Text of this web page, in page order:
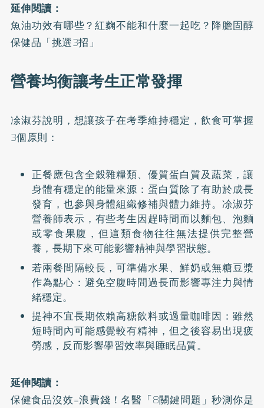
延伸閱讀：
魚油功效有哪些？紅麴不能和什麼一起吃？降膽固醇
保健品「挑選3招」
營養均衡讓考生正常發揮
凃淑芬說明，想讓孩子在考季維持穩定，飲食可掌握
3個原則：
正餐應包含全穀雜糧類、優質蛋白質及蔬菜，讓
身體有穩定的能量來源：蛋白質除了有助於成長
發育，也參與身體組織修補與體力維持。凃淑芬
營養師表示，有些考生因趕時間而以麵包、泡麵
或零食果腹，但這類食物往往無法提供完整營
養，長期下來可能影響精神與學習狀態。
若兩餐間隔較長，可準備水果、鮮奶或無糖豆漿
作為點心：避免空腹時間過長而影響專注力與情
緒穩定。
提神不宜長期依賴高糖飲料或過量咖啡因：雖然
短時間內可能感覺較有精神，但之後容易出現疲
勞感，反而影響學習效率與睡眠品質。
延伸閱讀：
保健食品沒效=浪費錢！名醫「8關鍵問題」秒測你是